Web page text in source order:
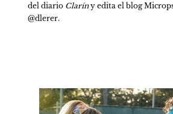
del diario Clarín y edita el blog
@dlerer.